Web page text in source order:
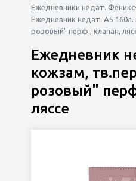
Ежедневники недат.
Ежедневник недат. А5
розовый" перф., клапан,
Ежедневник
кожзам,
розовый"
ляссе